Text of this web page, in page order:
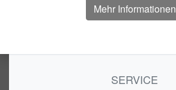
Mehr Informationen
SERVICE